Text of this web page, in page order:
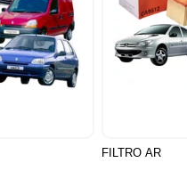
FILTRO AR